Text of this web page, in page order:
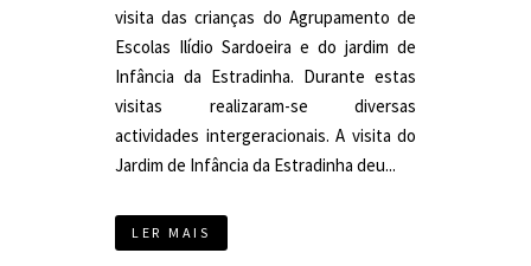
visita das crianças do Agrupamento de
Escolas Ilídio Sardoeira e do jardim de
Infância da Estradinha. Durante estas
visitas realizaram-se diversas
actividades intergeracionais. A visita do
Jardim de Infância da Estradinha deu...
LER MAIS